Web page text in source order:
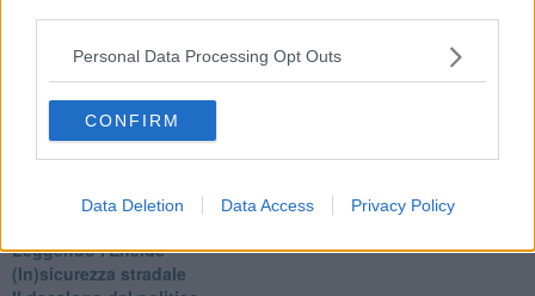
Personal Data Processing Opt Outs
CONFIRM
Data Deletion Data Access Privacy Policy
Una performance
Il compagno
​Io (allo specchio)
Tramonto
Passato, presente, futuro
Il giorno dei saldi
Leggendo l'Eneide
​(In)sicurezza stradale